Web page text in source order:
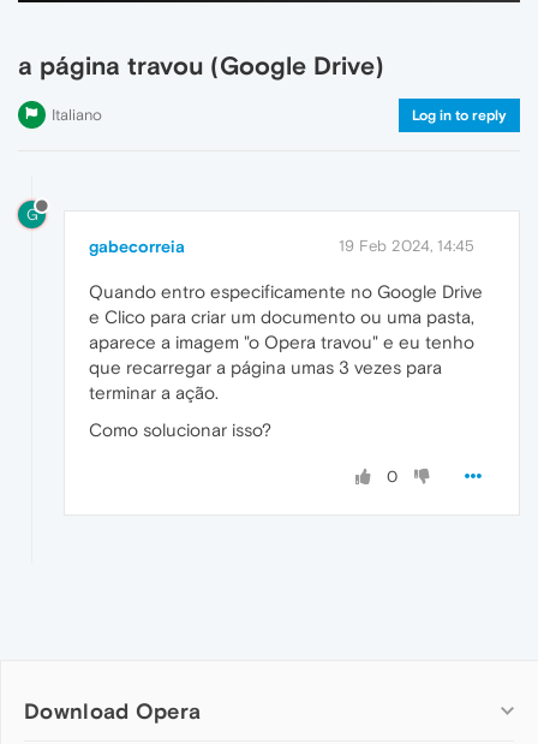
a página travou (Google Drive)
Italiano Log in to reply
G
gabecorreia 19 Feb 2024, 14:45
Quando entro especificamente no Google Drive
e Clico para criar um documento ou uma pasta,
aparece a imagem "o Opera travou" e eu tenho
que recarregar a página umas 3 vezes para
terminar a ação.
Como solucionar isso?
0
Download Opera